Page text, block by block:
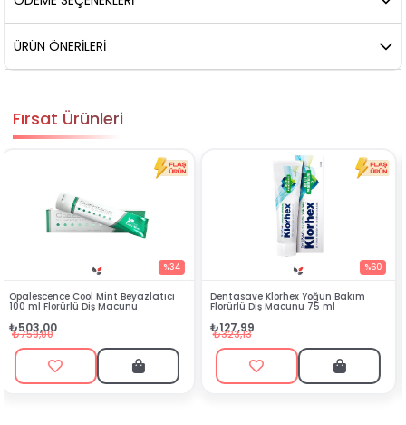
ÜRÜN ÖNERILERI
Fırsat Ürünleri
Dentasave Klorhex Yoğun Bakım
Florürlü Diş Macunu 75 ml
₺127,99
₺323,13
Black Berry Bitkisel Sprey 25 ml
₺90,99
₺199,90